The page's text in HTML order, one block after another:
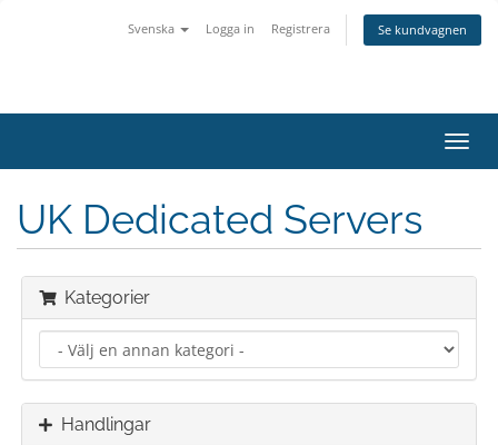
Svenska Logga in Registrera Se kundvagnen
Växla
UK Dedicated Servers
Kategorier
Handlingar